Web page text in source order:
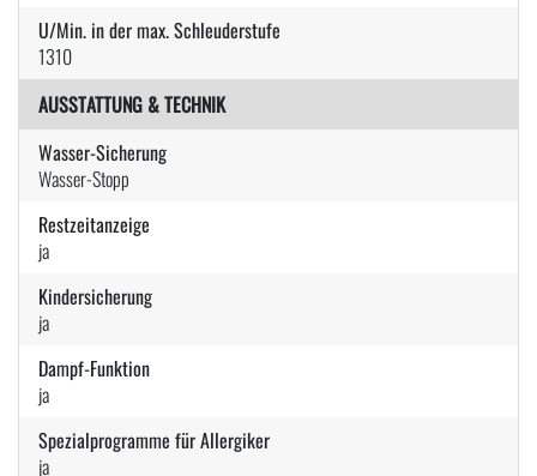
U/Min. in der max. Schleuderstufe
1310
AUSSTATTUNG & TECHNIK
Wasser-Sicherung
Wasser-Stopp
Restzeitanzeige
ja
Kindersicherung
ja
Dampf-Funktion
ja
Spezialprogramme für Allergiker
ja